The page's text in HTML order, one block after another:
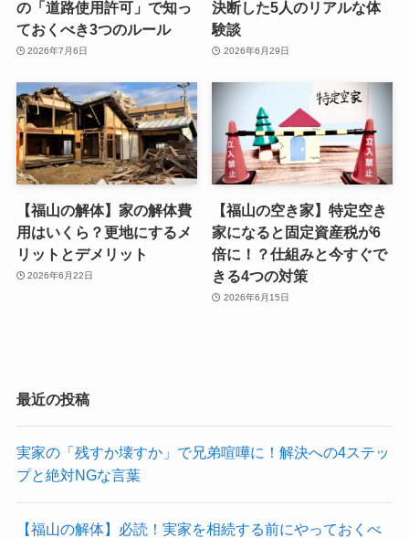
の「道路使用許可」で知っ
ておくべき3つのルール
2026年7月6日
決断した5人のリアルな体
験談
2026年6月29日
【福山の解体】家の解体費
用はいくら？更地にするメ
リットとデメリット
2026年6月22日
【福山の空き家】特定空き
家になると固定資産税が6
倍に！？仕組みと今すぐで
きる4つの対策
2026年6月15日
最近の投稿
実家の「残すか壊すか」で兄弟喧嘩に！解決への4ステッ
プと絶対NGな言葉
【福山の解体】必読！実家を相続する前にやっておくべ